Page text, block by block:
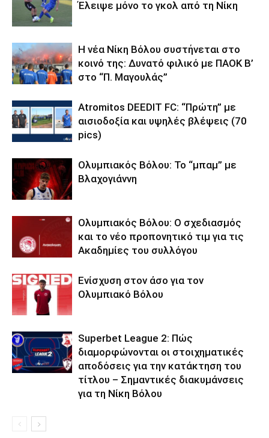
Έλειψε μόνο το γκολ από τη Νίκη
Η νέα Νίκη Βόλου συστήνεται στο
κοινό της: Δυνατό φιλικό με ΠΑΟΚ Β’
στο “Π. Μαγουλάς”
Atromitos DEEDIT FC: “Πρώτη” με
αισιοδοξία και υψηλές βλέψεις (70
pics)
Ολυμπιακός Βόλου: Το “μπαμ” με
Βλαχογιάννη
Ολυμπιακός Βόλου: Ο σχεδιασμός
και το νέο προπονητικό τιμ για τις
Ακαδημίες του συλλόγου
Ενίσχυση στον άσο για τον
Ολυμπιακό Βόλου
Superbet League 2: Πώς
διαμορφώνονται οι στοιχηματικές
αποδόσεις για την κατάκτηση του
τίτλου – Σημαντικές διακυμάνσεις
για τη Νίκη Βόλου